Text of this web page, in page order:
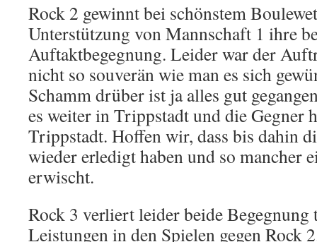
Rock 2 gewinnt bei schönstem
Unterstützung von Mannschaft 1 ihre
Auftaktbegegnung. Leider war der
nicht so souverän wie man es sich
Schamm drüber ist ja alles gut
es weiter in Trippstadt und die Gegner
Trippstadt. Hoffen wir, dass bis dahin
wieder erledigt haben und so mancher
erwischt.
Rock 3 verliert leider beide Begegnung
Leistungen in den Spielen gegen Rock